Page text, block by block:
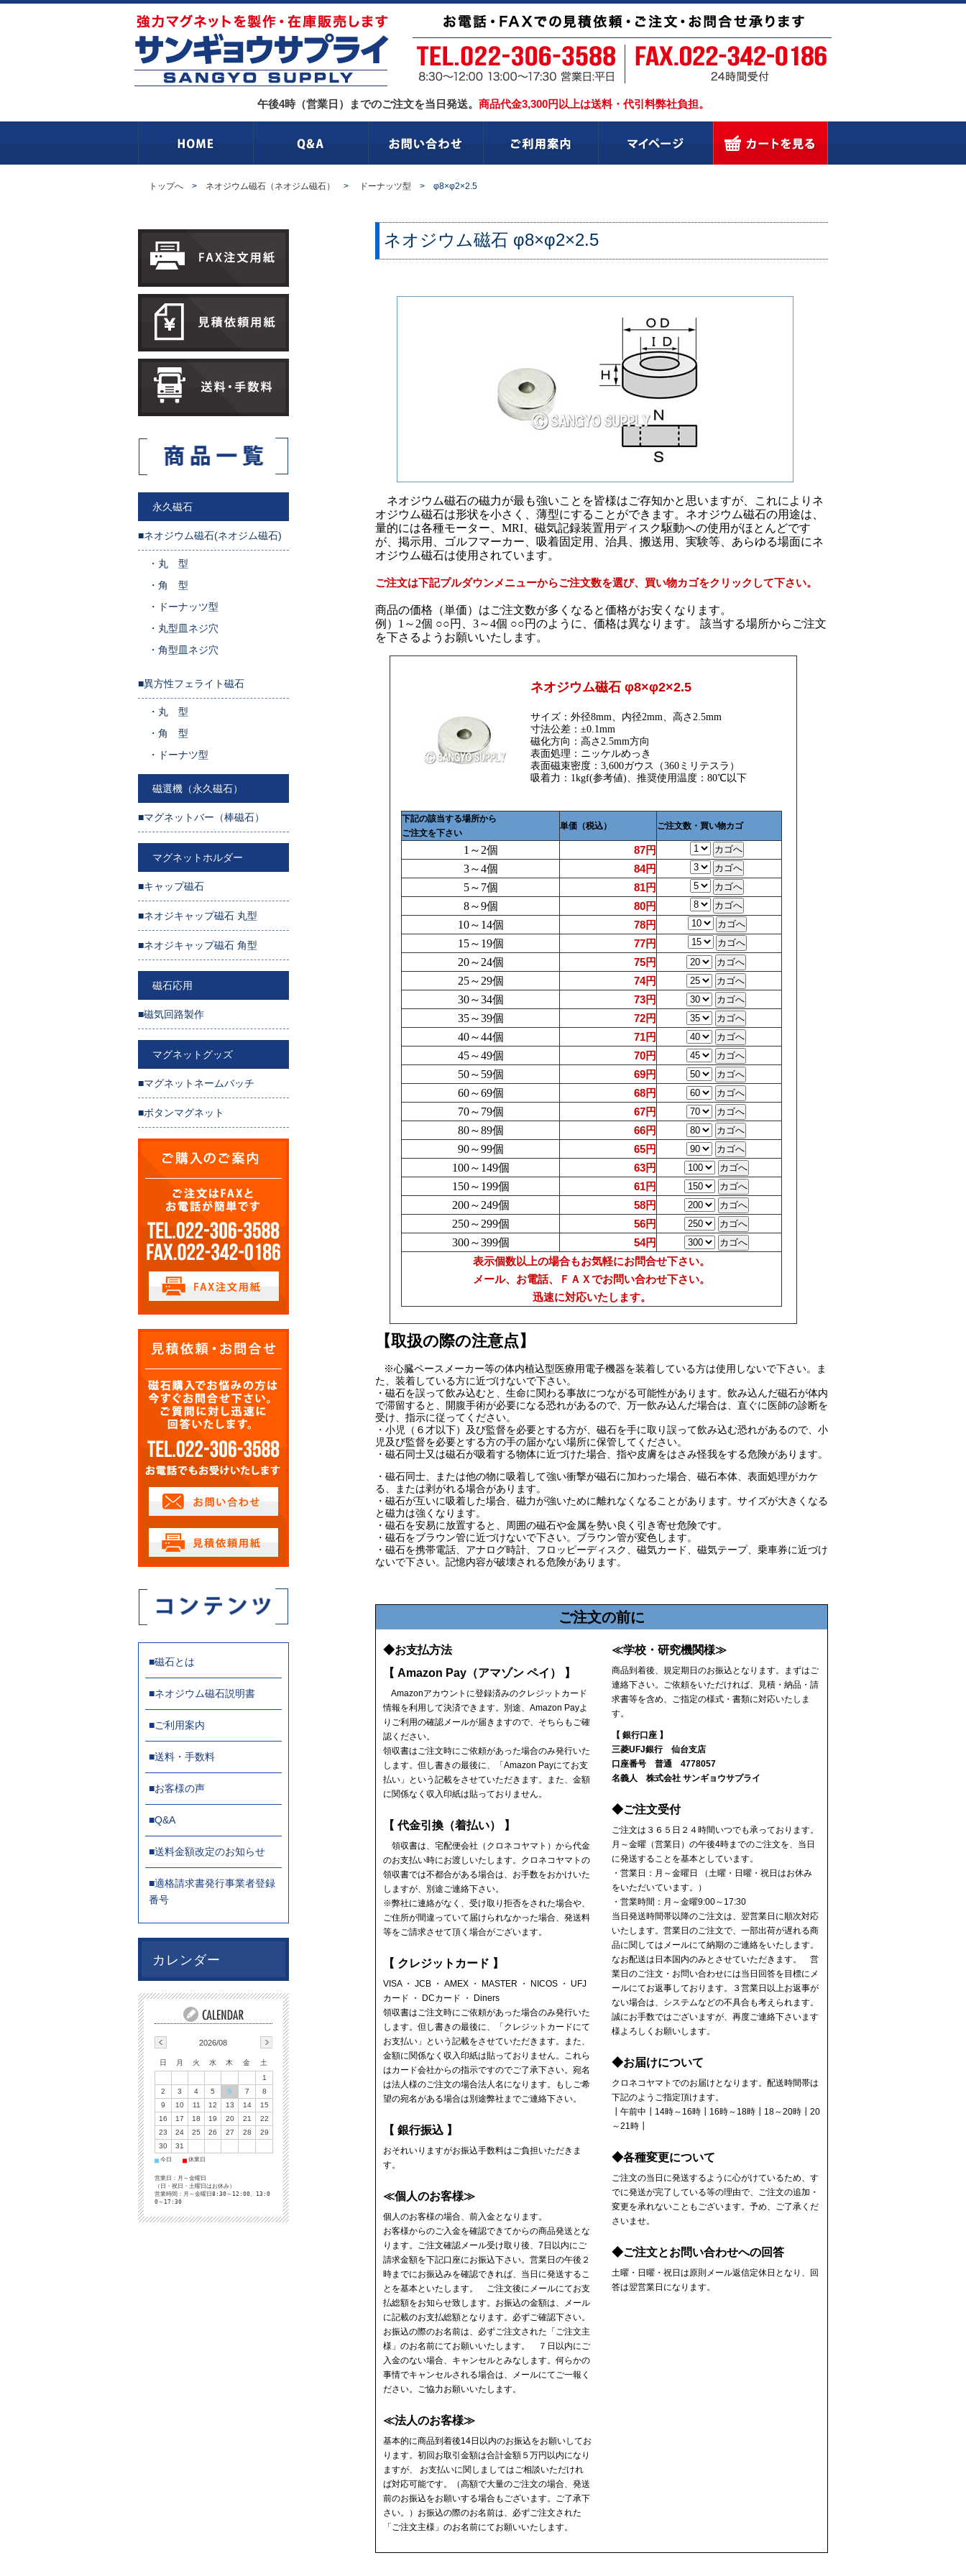
午後4時（営業日）までのご注文を当日発送。 商品代金3,300円以上は送料・代引料弊社負担。
トップへ > ネオジウム磁石（ネオジム磁石） > ドーナッツ型 > φ8×φ2×2.5
ネオジウム磁石 φ8×φ2×2.5
ネオジウム磁石の磁力が最も強いことを皆様はご存知かと思いますが、これによりネ
オジウム磁石は形状を小さく、薄型にすることができます。ネオジウム磁石の用途は、
量的には各種モーター、MRI、磁気記録装置用ディスク駆動への使用がほとんどです
が、掲示用、ゴルフマーカー、吸着固定用、治具、搬送用、実験等、あらゆる場面にネ
オジウム磁石は使用されています。
ご注文は下記プルダウンメニューからご注文数を選び、買い物カゴをクリックして下さい。
商品の価格（単価）はご注文数が多くなると価格がお安くなります。
例）1～2個 ○○円、3～4個 ○○円のように、価格は異なります。 該当する場所からご注文
を下さるようお願いいたします。
ネオジウム磁石 φ8×φ2×2.5
サイズ：外径8mm、内径2mm、高さ2.5mm
寸法公差：±0.1mm
磁化方向：高さ2.5mm方向
表面処理：ニッケルめっき
表面磁束密度：3,600ガウス（360ミリテスラ）
吸着力：1kgf(参考値)、推奨使用温度：80℃以下
下記の該当する場所から
ご注文を下さい
単価（税込） ご注文数・買い物カゴ
1～2個
87円
3～4個
84円
5～7個
81円
8～9個
80円
10～14個
78円
15～19個
77円
20～24個
75円
25～29個
74円
30～34個
73円
35～39個
72円
40～44個
71円
45～49個
70円
50～59個
69円
60～69個
68円
70～79個
67円
80～89個
66円
90～99個
65円
100～149個
63円
150～199個
61円
200～249個
58円
250～299個
56円
300～399個
54円
表示個数以上の場合もお気軽にお問合せ下さい。
メール、お電話、ＦＡＸでお問い合わせ下さい。
迅速に対応いたします。
【取扱の際の注意点】
※心臓ペースメーカー等の体内植込型医療用電子機器を装着している方は使用しないで下さい。ま
た、装着している方に近づけないで下さい。
・磁石を誤って飲み込むと、生命に関わる事故につながる可能性があります。飲み込んだ磁石が体内
で滞留すると、開腹手術が必要になる恐れがあるので、万一飲み込んだ場合は、直ぐに医師の診断を
受け、指示に従ってください。
・小児（６才以下）及び監督を必要とする方が、磁石を手に取り誤って飲み込む恐れがあるので、小
児及び監督を必要とする方の手の届かない場所に保管してください。
・磁石同士又は磁石が吸着する物体に近づけた場合、指や皮膚をはさみ怪我をする危険があります。
・磁石同士、または他の物に吸着して強い衝撃が磁石に加わった場合、磁石本体、表面処理がカケ
る、または剥がれる場合があります。
・磁石が互いに吸着した場合、磁力が強いために離れなくなることがあります。サイズが大きくなる
と磁力は強くなります。
・磁石を安易に放置すると、周囲の磁石や金属を勢い良く引き寄せ危険です。
・磁石をブラウン管に近づけないで下さい。ブラウン管が変色します。
・磁石を携帯電話、アナログ時計、フロッピーディスク、磁気カード、磁気テープ、乗車券に近づけ
ないで下さい。記憶内容が破壊される危険があります。
ご注文の前に
◆お支払方法
【 Amazon Pay（アマゾン ペイ） 】
Amazonアカウントに登録済みのクレジットカード
情報を利用して決済できます。別途、Amazon Payよ
りご利用の確認メールが届きますので、そちらもご確
認ください。
領収書はご注文時にご依頼があった場合のみ発行いた
します。但し書きの最後に、「Amazon Payにてお支
払い」という記載をさせていただきます。また、金額
に関係なく収入印紙は貼っておりません。
【 代金引換（着払い） 】
領収書は、宅配便会社（クロネコヤマト）から代金
のお支払い時にお渡しいたします。クロネコヤマトの
領収書では不都合がある場合は、お手数をおかけいた
しますが、別途ご連絡下さい。
※弊社に連絡がなく、受け取り拒否をされた場合や、
ご住所が間違っていて届けられなかった場合、発送料
等をご請求させて頂く場合がございます。
【 クレジットカード 】
VISA ・ JCB ・ AMEX ・ MASTER ・ NICOS ・ UFJ
カード ・ DCカード ・ Diners
領収書はご注文時にご依頼があった場合のみ発行いた
します。但し書きの最後に、「クレジットカードにて
お支払い」という記載をさせていただきます。また、
金額に関係なく収入印紙は貼っておりません。これら
はカード会社からの指示ですのでご了承下さい。宛名
は法人様のご注文の場合法人名になります。もしご希
望の宛名がある場合は別途弊社までご連絡下さい。
【 銀行振込 】
おそれいりますがお振込手数料はご負担いただきま
す。
≪個人のお客様≫
個人のお客様の場合、前入金となります。
お客様からのご入金を確認できてからの商品発送とな
ります。ご注文確認メール受け取り後、7日以内にご
請求金額を下記口座にお振込下さい。営業日の午後２
時までにお振込みを確認できれば、当日に発送するこ
とを基本といたします。 ご注文後にメールにてお支
払総額をお知らせ致します。お振込の金額は、メール
に記載のお支払総額となります。必ずご確認下さい。
お振込の際のお名前は、必ずご注文された「ご注文主
様」のお名前にてお願いいたします。 ７日以内にご
入金のない場合、キャンセルとみなします。何らかの
事情でキャンセルされる場合は、メールにてご一報く
ださい。ご協力お願いいたします。
≪法人のお客様≫
基本的に商品到着後14日以内のお振込をお願いしてお
ります。初回お取引金額は合計金額５万円以内になり
ますが、 お支払いに関しましてはご相談いただけれ
ば対応可能です。（高額で大量のご注文の場合、発送
前のお振込をお願いする場合もございます。ご了承下
さい。）お振込の際のお名前は、必ずご注文された
「ご注文主様」のお名前にてお願いいたします。
≪学校・研究機関様≫
商品到着後、規定期日のお振込となります。まずはご
連絡下さい。ご依頼をいただければ、見積・納品・請
求書等を含め、ご指定の様式・書類に対応いたしま
す。
【 銀行口座 】
三菱UFJ銀行 仙台支店
口座番号 普通 4778057
名義人 株式会社 サンギョウサプライ
◆ご注文受付
ご注文は３６５日２４時間いつでも承っております。
月～金曜（営業日）の午後4時までのご注文を、当日
に発送することを基本としています。
・営業日：月～金曜日 （土曜・日曜・祝日はお休み
をいただいています。）
・営業時間：月～金曜9:00～17:30
当日発送時間帯以降のご注文は、翌営業日に順次対応
いたします。営業日のご注文で、一部出荷が遅れる商
品に関してはメールにて納期のご連絡をいたします。
なお配送は日本国内のみとさせていただきます。 営
業日のご注文・お問い合わせには当日回答を目標にメ
ールにてお返事しております。３営業日以上お返事が
ない場合は、システムなどの不具合も考えられます。
誠にお手数ではございますが、再度ご連絡下さいます
様よろしくお願いします。
◆お届けについて
クロネコヤマトでのお届けとなります。配送時間帯は
下記のようご指定頂けます。
┃午前中┃14時～16時┃16時～18時┃18～20時┃20
～21時┃
◆各種変更について
ご注文の当日に発送するように心がけているため、す
でに発送が完了している等の理由で、ご注文の追加・
変更を承れないこともございます。予め、ご了承くだ
さいませ。
◆ご注文とお問い合わせへの回答
土曜・日曜・祝日は原則メール返信定休日となり、回
答は翌営業日になります。
永久磁石
■ネオジウム磁石(ネオジム磁石)
・ 丸 型
・ 角 型
・
ドーナッツ型
・ 丸型皿ネジ穴
・ 角型皿ネジ穴
■異方性フェライト磁石
・ 丸 型
・ 角 型
・
ドーナツ型
磁選機（永久磁石）
■マグネットバー（棒磁石）
マグネットホルダー
■キャップ磁石
■ネオジキャップ磁石 丸型
■ネオジキャップ磁石 角型
磁石応用
■磁気回路製作
マグネットグッズ
■マグネットネームバッチ
■ボタンマグネット
■磁石とは
■ネオジウム磁石説明書
■ご利用案内
■送料・手数料
■お客様の声
■Q&A
■送料金額改定のお知らせ
■適格請求書発行事業者登録
番号
カレンダー